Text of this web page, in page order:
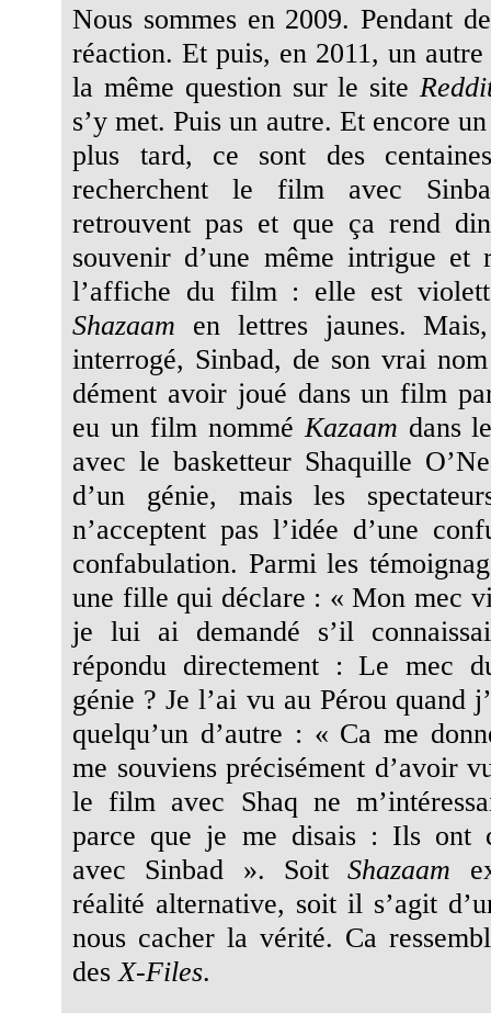
Nous sommes en 2009. Pendant
réaction. Et puis, en 2011, un autre
la même question sur le site
s’y met. Puis un autre. Et encore
plus tard, ce sont des
recherchent le film avec
retrouvent pas et que ça rend
souvenir d’une même intrigue et
l’affiche du film : elle est
Shazaam en lettres jaunes.
interrogé, Sinbad, de son vrai
dément avoir joué dans un film
eu un film nommé Kazaam dans
avec le basketteur Shaquille
d’un génie, mais les
n’acceptent pas l’idée d’une
confabulation. Parmi les
une fille qui déclare : « Mon mec
je lui ai demandé s’il
répondu directement : Le mec
génie ? Je l’ai vu au Pérou quand
quelqu’un d’autre : « Ca me
me souviens précisément d’avoir
le film avec Shaq ne
parce que je me disais : Ils ont
avec Sinbad ». SoitShazaam
réalité alternative, soit il s’agit
nous cacher la vérité. Ca
des X-Files.